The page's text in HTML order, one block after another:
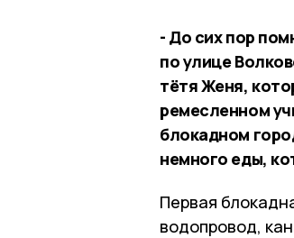
- До сих пор
по улице
тётя Женя,
ремесленном
блокадном
немного еды,
Первая
водопровод,